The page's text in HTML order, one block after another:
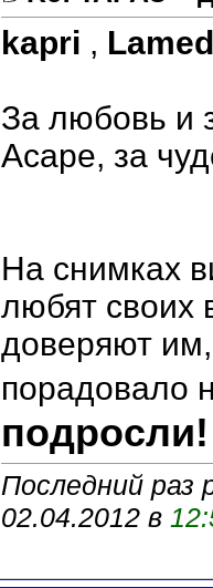
kapri , Lamed
За любовь и
Асаре, за
На снимках
любят своих
доверяют
порадовало
подросли!
Последний раз
02.04.2012 в